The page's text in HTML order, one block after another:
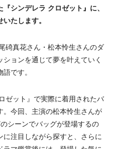
シンデレラ クロゼット』に、
たします。
碕真花さん・松本怜生さんのダ
ョンを通じて夢を叶えていく
です。
ゼット』で実際に着用されたバ
。今回、主演の松本怜生さんが
シーンでバッグが登場するの
注目しながら探すと、さらに